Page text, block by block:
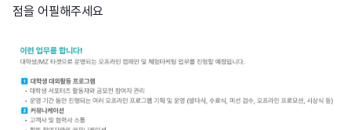
점을 어필해주세요